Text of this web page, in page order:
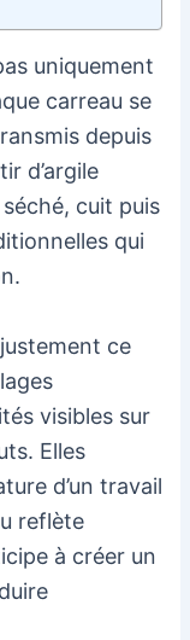
uniquement
carreau se
depuis
d’argile
cuit puis
qui
ce
visibles sur
Elles
d’un travail
reflète
à créer un